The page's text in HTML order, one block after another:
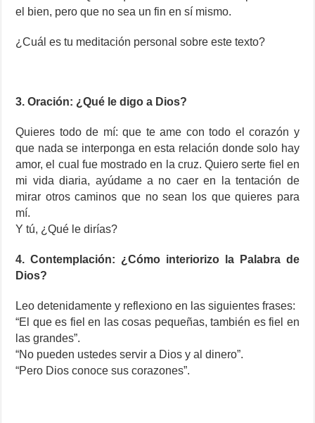
el bien, pero que no sea un fin en sí mismo.
¿Cuál es tu meditación personal sobre este texto?
3. Oración: ¿Qué le digo a Dios?
Quieres todo de mí: que te ame con todo el corazón y
que nada se interponga en esta relación donde solo hay
amor, el cual fue mostrado en la cruz. Quiero serte fiel en
mi vida diaria, ayúdame a no caer en la tentación de
mirar otros caminos que no sean los que quieres para
mí.
Y tú, ¿Qué le dirías?
4. Contemplación: ¿Cómo interiorizo la Palabra de
Dios?
Leo detenidamente y reflexiono en las siguientes frases:
“El que es fiel en las cosas pequeñas, también es fiel en
las grandes”.
“No pueden ustedes servir a Dios y al dinero”.
“Pero Dios conoce sus corazones”.